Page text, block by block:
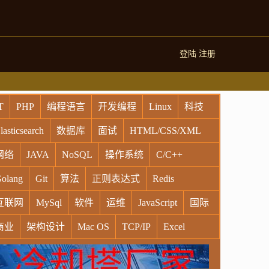
登陆 注册
PHP 编程语言 开发编程 Linux 科技
数据库 面试 HTML/CSS/XML
络 JAVA NoSQL 操作系统 C/C++
Git 算法 正则表达式 Redis
联网 MySql 软件 运维 JavaScript 国际
业 架构设计 Mac OS TCP/IP Excel
Oracle Socket VR Vim